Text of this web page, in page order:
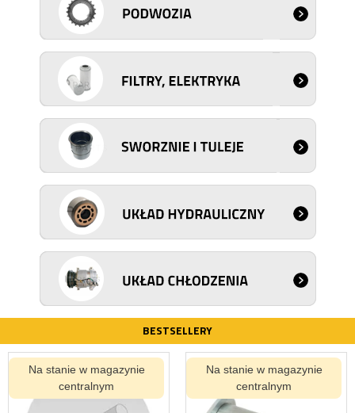
BESTSELLERY
Na stanie w magazynie
centralnym
Na stanie w magazynie
centralnym